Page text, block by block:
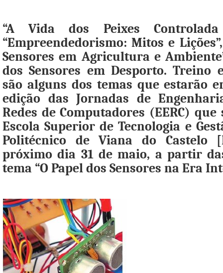
“A Vida dos Peixes
“Empreendedorismo: Mitos e
Sensores em Agricultura e
dos Sensores em Desporto. Treino
são alguns dos temas que estarão
edição das Jornadas de
Redes de Computadores (EERC)
Escola Superior de Tecnologia e
Politécnico de Viana do Castelo
próximo dia 31 de maio, a partir
tema “O Papel dos Sensores na Era